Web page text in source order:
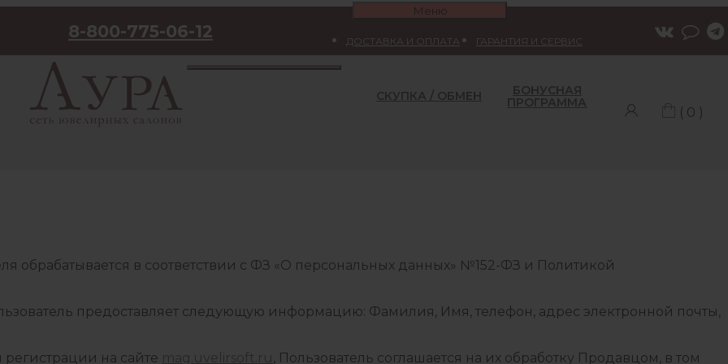
8-800-775-06-12
Меню
ДОСТАВКА И ОПЛАТА ГАРАНТИЯ И СЕРВИС
СКУПКА / ОБМЕН
БОНУСНАЯ
ПРОГРАММА
( 0 )
обрабатывается в соответствии с ФЗ «О персональных данных» №152-ФЗ и Политикой
предоставляет следующую информацию: Фамилия, Имя, телефон, адрес электронной почты,
на сайте
, Пользователь соглашается на их обработку Продавцом, в том